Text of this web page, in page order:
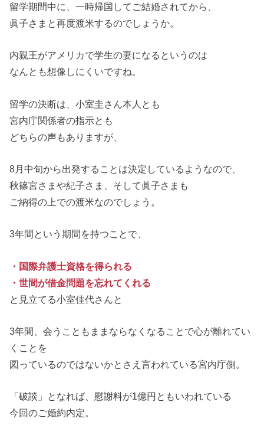
留学期間中に、一時帰国してご結婚されてから、
眞子さまと再度渡米するのでしょうか。
内親王がアメリカで学生の妻になるというのは
なんとも想像しにくいですね。
留学の決断は、小室圭さん本人とも
宮内庁関係者の指示とも
どちらの声もありますが、
8月中旬から出発することは決定しているようなので、
秋篠宮さまや紀子さま、そして眞子さまも
ご納得の上での渡米なのでしょう。
3年間という期間を持つことで、
・国際弁護士資格を得られる
・世間が借金問題を忘れてくれる
と見立てる小室佳代さんと
3年間、会うこともままならなくなることで心が離れてい
くことを
図っているのではないかとさえ言われている宮内庁側。
「破談」となれば、慰謝料が1億円ともいわれている
今回のご婚約内定。